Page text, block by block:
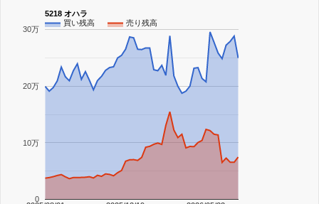
5218 オハラ
買い残高
売り残高
0
10万
20万
30万